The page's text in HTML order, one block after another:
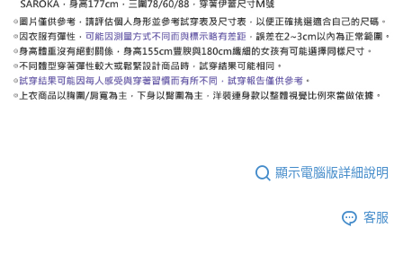
顯示電腦版詳細說明
客服